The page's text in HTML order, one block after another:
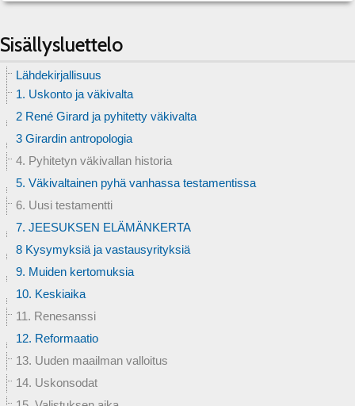
Sisällysluettelo
Lähdekirjallisuus
1. Uskonto ja väkivalta
2 René Girard ja pyhitetty väkivalta
3 Girardin antropologia
4. Pyhitetyn väkivallan historia
5. Väkivaltainen pyhä vanhassa testamentissa
6. Uusi testamentti
7. JEESUKSEN ELÄMÄNKERTA
8 Kysymyksiä ja vastausyrityksiä
9. Muiden kertomuksia
10. Keskiaika
11. Renesanssi
12. Reformaatio
13. Uuden maailman valloitus
14. Uskonsodat